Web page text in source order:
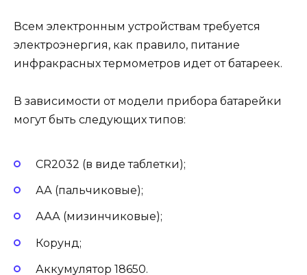
Всем электронным устройствам требуется
электроэнергия, как правило, питание
инфракрасных термометров идет от батареек.
В зависимости от модели прибора батарейки
могут быть следующих типов:
CR2032 (в виде таблетки);
АА (пальчиковые);
ААА (мизинчиковые);
Корунд;
Аккумулятор 18650.